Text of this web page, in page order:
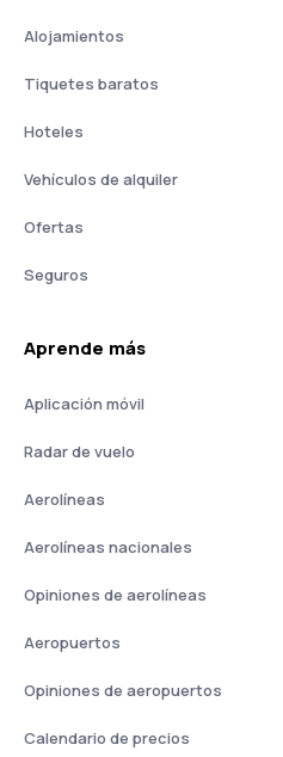
Alojamientos
Tiquetes baratos
Hoteles
Vehículos de alquiler
Ofertas
Seguros
Aprende más
Aplicación móvil
Radar de vuelo
Aerolíneas
Aerolíneas nacionales
Opiniones de aerolíneas
Aeropuertos
Opiniones de aeropuertos
Calendario de precios